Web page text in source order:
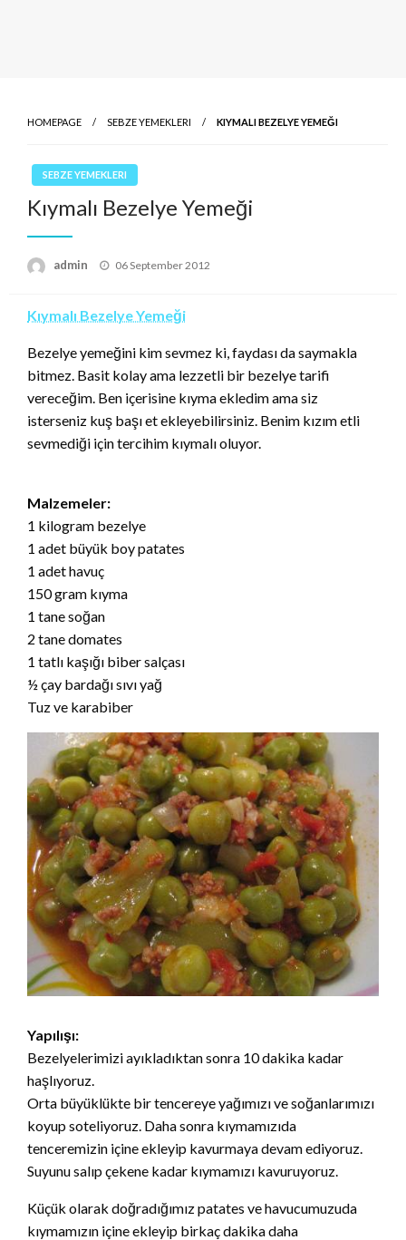
HOMEPAGE SEBZE YEMEKLERI KIYMALI BEZELYE YEMEĞI
SEBZE YEMEKLERI
Kıymalı Bezelye Yemeği
admin
Posted
06 September 2012
Kıymalı Bezelye Yemeği
Bezelye yemeğini kim sevmez ki, faydası da saymakla
bitmez. Basit kolay ama lezzetli bir bezelye tarifi
vereceğim. Ben içerisine kıyma ekledim ama siz
isterseniz kuş başı et ekleyebilirsiniz. Benim kızım etli
sevmediği için tercihim kıymalı oluyor.
Malzemeler:
1 kilogram bezelye
1 adet büyük boy patates
1 adet havuç
150 gram kıyma
1 tane soğan
2 tane domates
1 tatlı kaşığı biber salçası
½ çay bardağı sıvı yağ
Tuz ve karabiber
Yapılışı:
Bezelyelerimizi ayıkladıktan sonra 10 dakika kadar
haşlıyoruz.
Orta büyüklükte bir tencereye yağımızı ve soğanlarımızı
koyup soteliyoruz. Daha sonra kıymamızıda
tenceremizin içine ekleyip kavurmaya devam ediyoruz.
Suyunu salıp çekene kadar kıymamızı kavuruyoruz.
Küçük olarak doğradığımız patates ve havucumuzuda
kıymamızın içine ekleyip birkaç dakika daha